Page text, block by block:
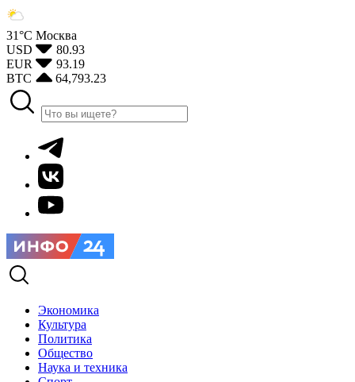
31°С Москва
USD
80.93
EUR
93.19
BTC
64,793.23
Экономика
Культура
Политика
Общество
Наука и техника